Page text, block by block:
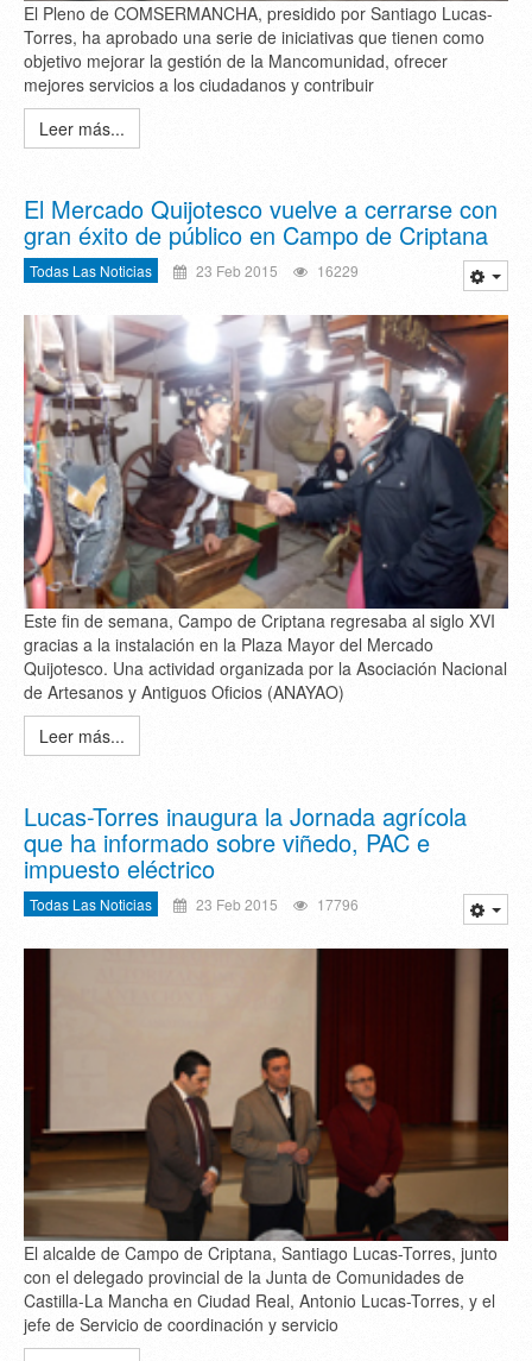
El Pleno de COMSERMANCHA, presidido por Santiago Lucas-
Torres, ha aprobado una serie de iniciativas que tienen como
objetivo mejorar la gestión de la Mancomunidad, ofrecer
mejores servicios a los ciudadanos y contribuir
Leer más...
El Mercado Quijotesco vuelve a cerrarse con
gran éxito de público en Campo de Criptana
Todas Las Noticias 23 Feb 2015 16229
Este fin de semana, Campo de Criptana regresaba al siglo XVI
gracias a la instalación en la Plaza Mayor del Mercado
Quijotesco. Una actividad organizada por la Asociación Nacional
de Artesanos y Antiguos Oficios (ANAYAO)
Leer más...
Lucas-Torres inaugura la Jornada agrícola
que ha informado sobre viñedo, PAC e
impuesto eléctrico
Todas Las Noticias 23 Feb 2015 17796
El alcalde de Campo de Criptana, Santiago Lucas-Torres, junto
con el delegado provincial de la Junta de Comunidades de
Castilla-La Mancha en Ciudad Real, Antonio Lucas-Torres, y el
jefe de Servicio de coordinación y servicio